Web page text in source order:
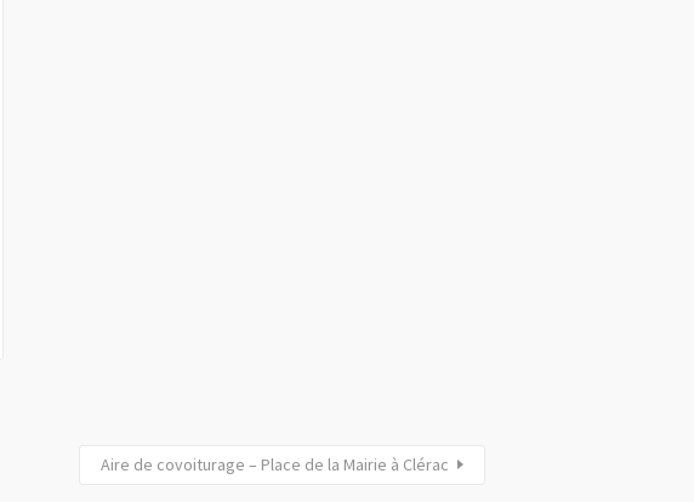
Aire de covoiturage – Place de la Mairie à Clérac